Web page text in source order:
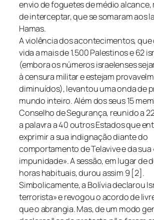
envio de foguetes de médio
de interceptar, que se somaram aos
Hamas.
A violência dos acontecimentos, que
vida a mais de 1.500 Palestinos e 62
(embora os números israelenses
à censura militar e estejam
diminuídos), levantou uma onda de
mundo inteiro. Além dos seus 15
Conselho de Segurança, reunido a
a palavra a 40 outros Estados que
exprimir a sua indignação diante do
comportamento de Telavive e da
impunidade». A sessão, em lugar de
horas habituais, durou assim 9 [2].
Simbolicamente, a Bolívia declarou
terrorista» e revogou o acordo de
que o abrangia. Mas, de um modo